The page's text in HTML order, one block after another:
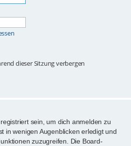
dieser Sitzung verbergen
sein, um dich anmelden zu
in wenigen Augenblicken erledigt und
zuzugreifen. Die Board-